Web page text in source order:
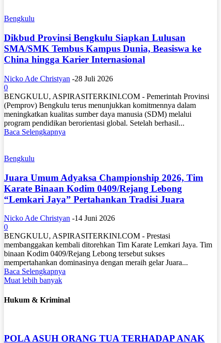
Bengkulu
Dikbud Provinsi Bengkulu Siapkan Lulusan
SMA/SMK Tembus Kampus Dunia, Beasiswa ke
China hingga Karier Internasional
Nicko Ade Christyan -28 Juli 2026
0
BENGKULU, ASPIRASITERKINI.COM - Pemerintah Provinsi
(Pemprov) Bengkulu terus menunjukkan komitmennya dalam
meningkatkan kualitas sumber daya manusia (SDM) melalui
program pendidikan berorientasi global. Setelah berhasil...
Baca Selengkapnya
Bengkulu
Juara Umum Adyaksa Championship 2026, Tim
Karate Binaan Kodim 0409/Rejang Lebong
“Lemkari Jaya” Pertahankan Tradisi Juara
Nicko Ade Christyan -14 Juni 2026
0
BENGKULU, ASPIRASITERKINI.COM - Prestasi
membanggakan kembali ditorehkan Tim Karate Lemkari Jaya. Tim
binaan Kodim 0409/Rejang Lebong tersebut sukses
mempertahankan dominasinya dengan meraih gelar Juara...
Baca Selengkapnya
Muat lebih banyak
Hukum & Kriminal
POLA ASUH ORANG TUA TERHADAP ANAK